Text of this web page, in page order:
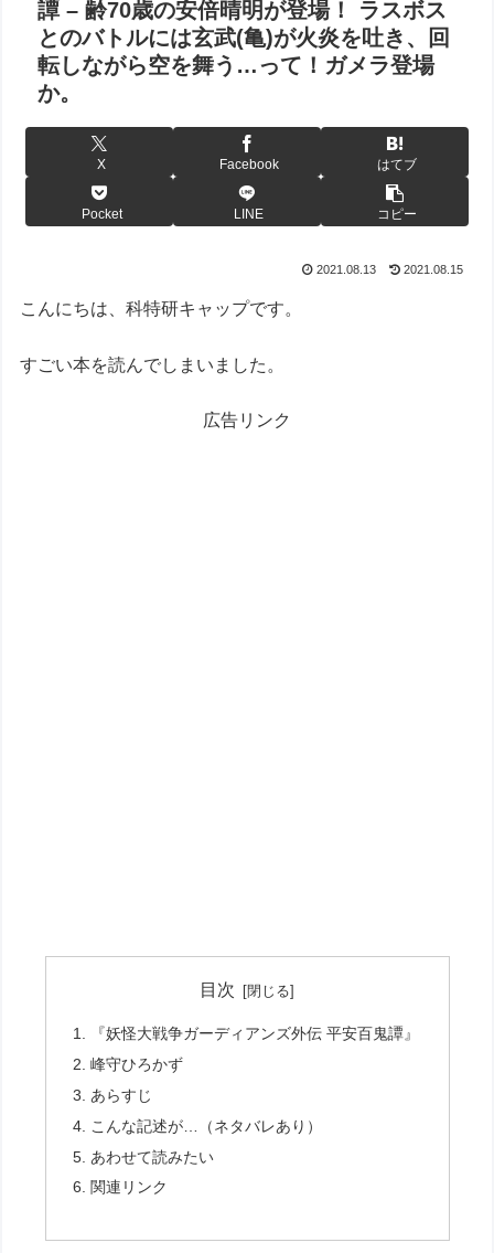
譚 – 齢70歳の安倍晴明が登場！ ラスボス
とのバトルには玄武(亀)が火炎を吐き、回
転しながら空を舞う…って！ガメラ登場
か。
X Facebook はてブ
Pocket LINE コピー
2021.08.13 2021.08.15
こんにちは、科特研キャップです。
すごい本を読んでしまいました。
広告リンク
目次
『妖怪大戦争ガーディアンズ外伝 平安百鬼譚』
峰守ひろかず
あらすじ
こんな記述が…（ネタバレあり）
あわせて読みたい
関連リンク